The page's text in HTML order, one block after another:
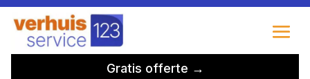
Gratis offerte →